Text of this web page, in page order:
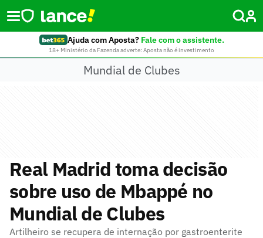
Ajuda com Aposta? Fale com o assistente.
18+ Ministério da Fazenda adverte: Aposta não é investimento
Mundial de Clubes
Real Madrid toma decisão
sobre uso de Mbappé no
Mundial de Clubes
Artilheiro se recupera de internação por gastroenterite